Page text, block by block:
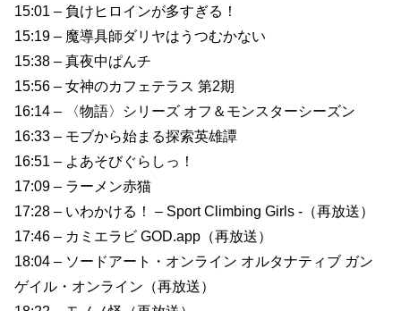
15:01 – 負けヒロインが多すぎる！
15:19 – 魔導具師ダリヤはうつむかない
15:38 – 真夜中ぱんチ
15:56 – 女神のカフェテラス 第2期
16:14 – 〈物語〉シリーズ オフ＆モンスターシーズン
16:33 – モブから始まる探索英雄譚
16:51 – よあそびぐらしっ！
17:09 – ラーメン赤猫
17:28 – いわかける！ – Sport Climbing Girls -（再放送）
17:46 – カミエラビ GOD.app（再放送）
18:04 – ソードアート・オンライン オルタナティブ ガン
ゲイル・オンライン（再放送）